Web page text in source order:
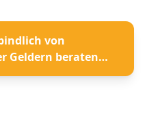
von
Geldern beraten